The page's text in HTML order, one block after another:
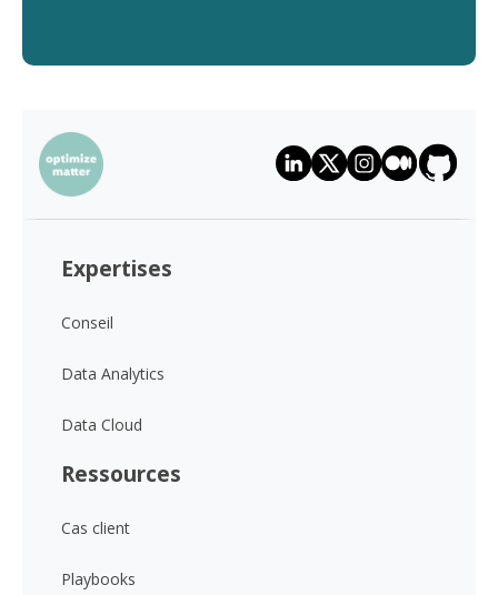
Expertises
Conseil
Data Analytics
Data Cloud
Ressources
Cas client
Playbooks